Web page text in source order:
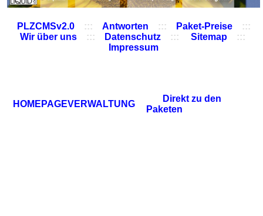
PLZCMSv2.0 ::: Antworten ::: Paket-Preise
:::
Wir über uns
::: Datenschutz ::: Sitemap
:::
Impressum
HOMEPAGEVERWALTUNG
Direkt zu den
Paketen